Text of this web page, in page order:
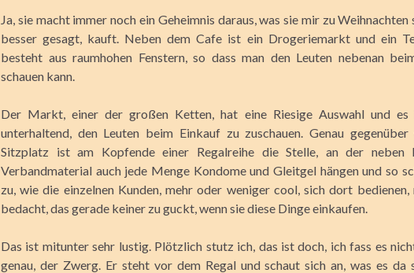
Ja, sie macht immer noch ein Geheimnis daraus, was sie mir zu
besser gesagt, kauft. Neben dem Cafe ist ein Drogeriemarkt und ein
besteht aus raumhohen Fenstern, so dass man den Leuten nebenan
schauen kann.
Der Markt, einer der großen Ketten, hat eine Riesige Auswahl und
unterhaltend, den Leuten beim Einkauf zu zuschauen. Genau gegenüber
Sitzplatz ist am Kopfende einer Regalreihe die Stelle, an der neben
Verbandmaterial auch jede Menge Kondome und Gleitgel hängen und so
zu, wie die einzelnen Kunden, mehr oder weniger cool, sich dort
bedacht, das gerade keiner zu guckt, wenn sie diese Dinge einkaufen.
Das ist mitunter sehr lustig. Plötzlich stutz ich, das ist doch, ich fass es
genau, der Zwerg. Er steht vor dem Regal und schaut sich an, was es da